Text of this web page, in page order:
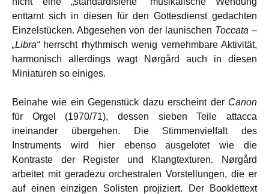
enttarnt sich in diesen für den Gottesdienst gedachten
Einzelstücken. Abgesehen von der launischen Toccata –
„Libra“herrscht rhythmisch wenig vernehmbare Aktivität,
harmonisch allerdings wagt Nørgård auch in diesen
Miniaturen so einiges.
Beinahe wie ein Gegenstück dazu erscheint der Canon
für Orgel (1970/71), dessen sieben Teile attacca
ineinander übergehen. Die Stimmenvielfalt des
Instruments wird hier ebenso ausgelotet wie die
Kontraste der Register und Klangtexturen. Nørgård
arbeitet mit geradezu orchestralen Vorstellungen, die er
auf einen einzigen Solisten projiziert. Der Booklettext